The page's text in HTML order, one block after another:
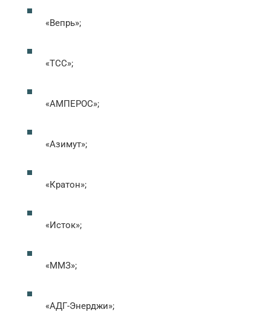
«Вепрь»;
«ТСС»;
«АМПЕРОС»;
«Азимут»;
«Кратон»;
«Исток»;
«ММЗ»;
«АДГ-Энерджи»;